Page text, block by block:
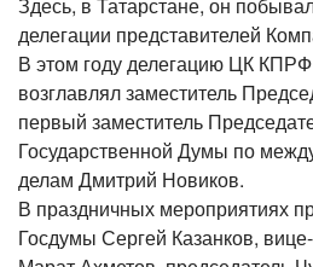
делегации представителей
В этом году делегацию ЦК
возглавлял заместитель
первый заместитель
Государственной Думы по
делам Дмитрий Новиков.
В праздничных мероприятиях
Госдумы Сергей Казанков,